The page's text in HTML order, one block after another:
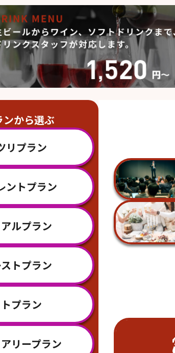
ンから選ぶ
リプラン
ントプラン
ルプラン
トプラン
プラン
リープラン